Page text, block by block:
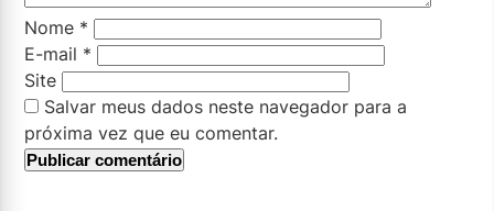
Nome *
E-mail *
Site
Salvar meus dados neste navegador para a
próxima vez que eu comentar.